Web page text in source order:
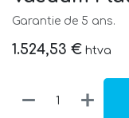
Garantie de 5 ans.
1.524,53 € htva